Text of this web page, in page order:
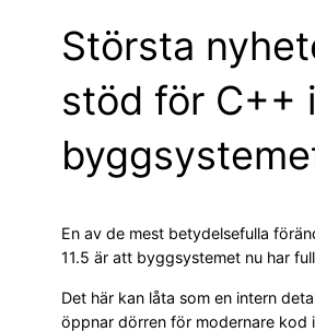
Största
stöd för C++ i
En av de mest betydelsefulla
11.5 är att byggsystemet nu har
Det här kan låta som en intern
öppnar dörren för modernare kod